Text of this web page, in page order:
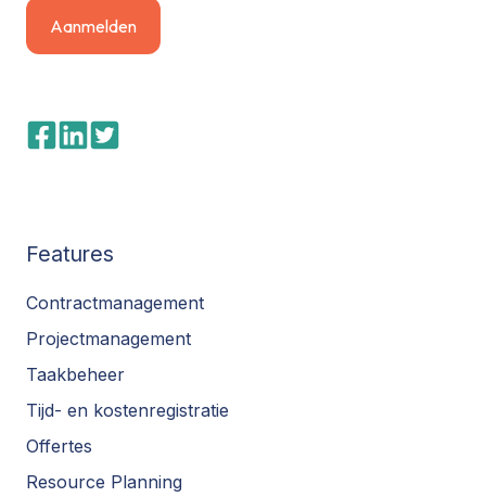
Features
Contractmanagement
Projectmanagement
Taakbeheer
Tijd- en kostenregistratie
Offertes
Resource Planning